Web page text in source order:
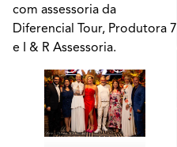
com assessoria da
Diferencial Tour, Produtora 7
e I & R Assessoria.